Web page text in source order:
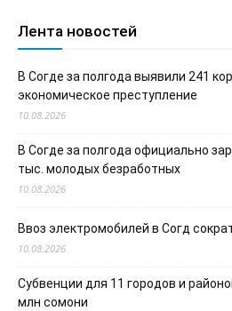
Лента новостей
В Согде за полгода выявили 241
экономическое преступление
10.08.2026
В Согде за полгода официально
тыс. молодых безработных
10.08.2026
Ввоз электромобилей в Согд
10.08.2026
Субвенции для 11 городов и
млн сомони